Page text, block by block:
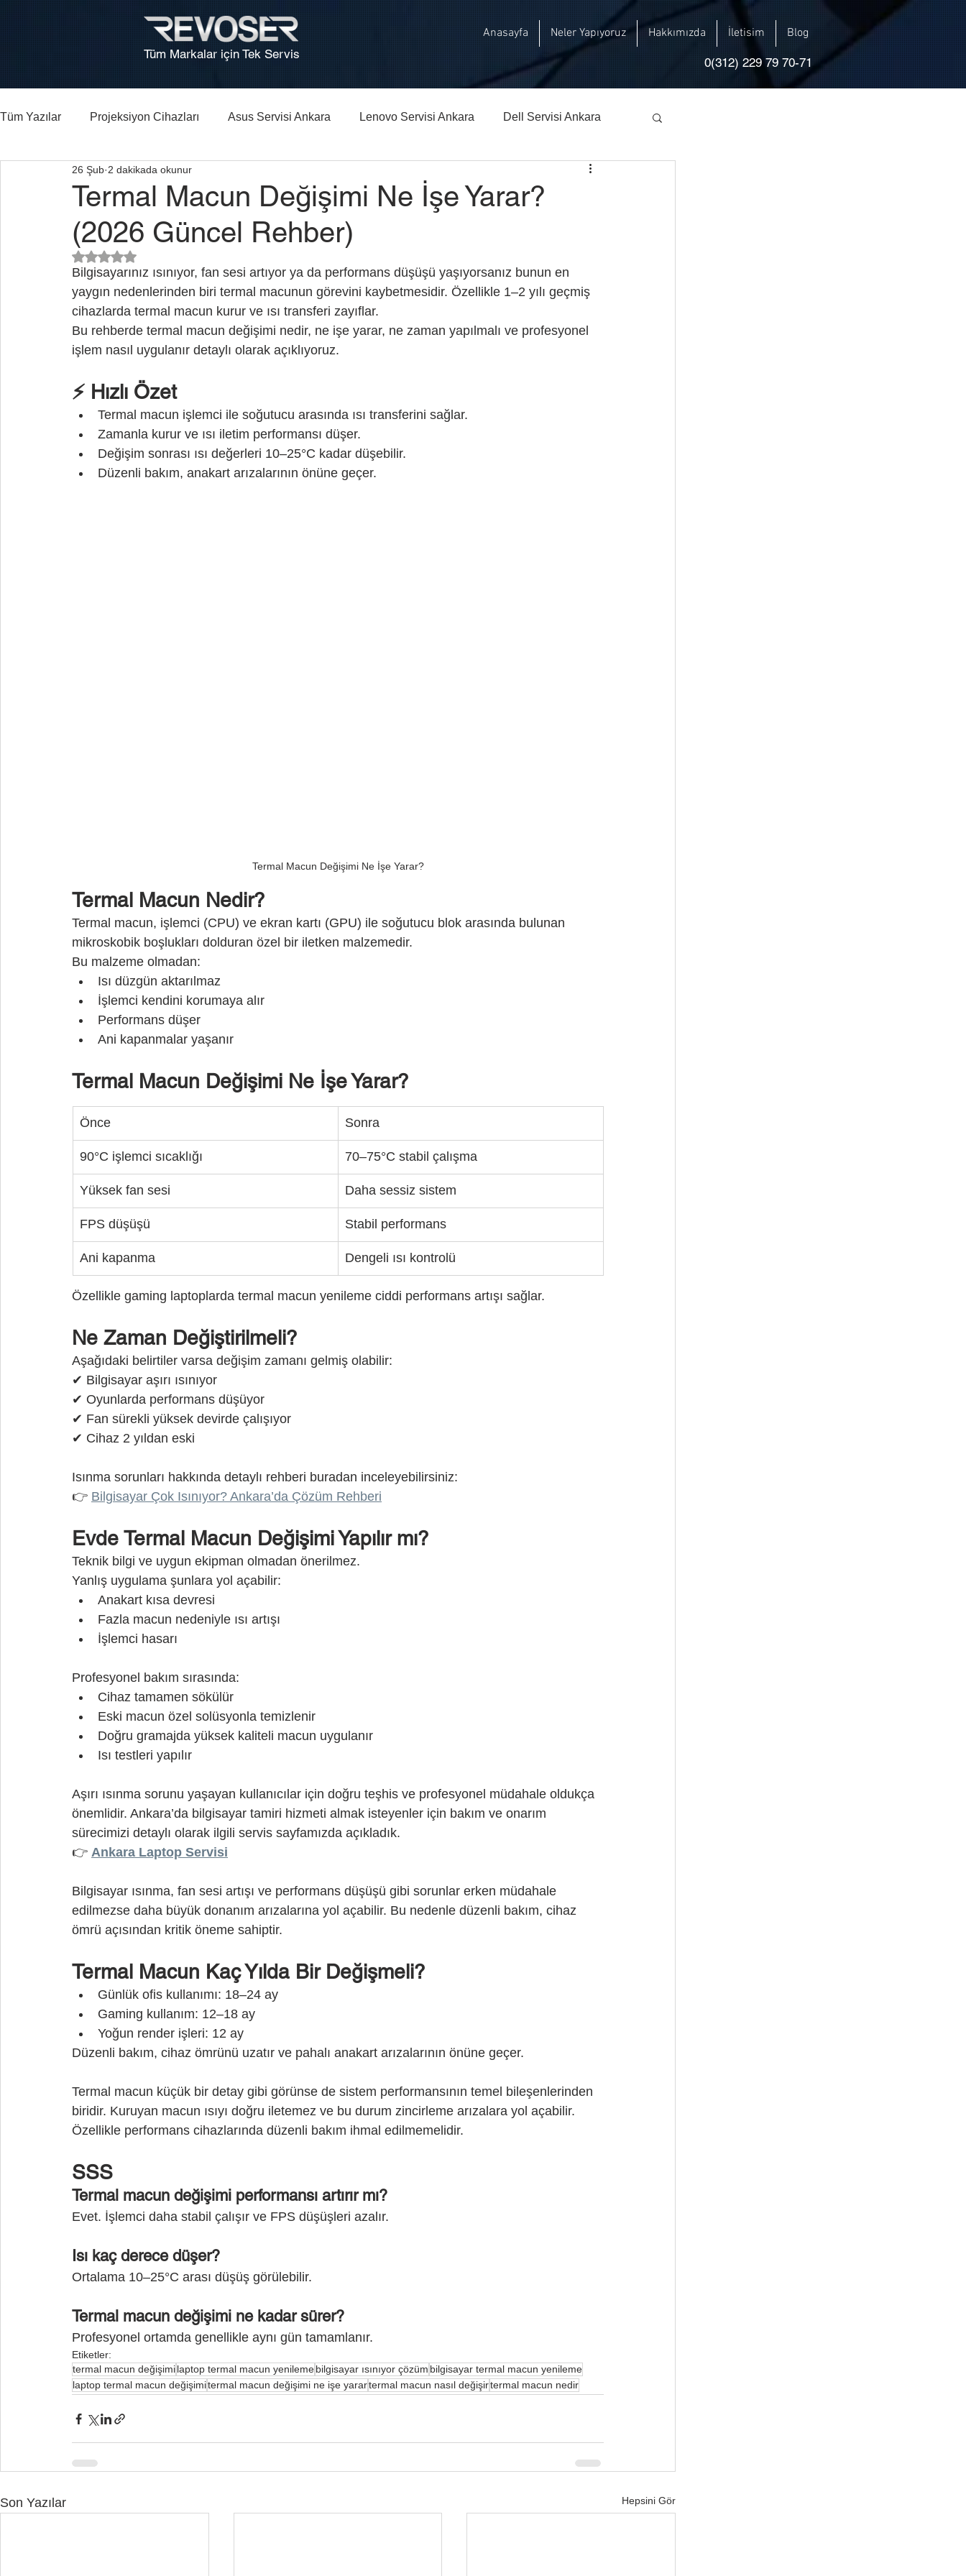
Tüm Markalar için Tek Servis
Anasayfa Neler Yapıyoruz Hakkımızda İletisim Blog
0(312) 229 79 70-71
Tüm Yazılar Projeksiyon Cihazları Asus Servisi Ankara Lenovo Servisi Ankara Dell Servisi Ankara
Bilgisayar, Laptop Tamiri Ankara
Termal Macun Değişimi Ne İşe Yarar?
(2026 Güncel Rehber)
26 Şub 2 dakikada okunur
5 üzerinden NaN yıldız
Bilgisayarınız ısınıyor, fan sesi artıyor ya da performans düşüşü yaşıyorsanız bunun en
yaygın nedenlerinden biri termal macunun görevini kaybetmesidir. Özellikle 1–2 yılı geçmiş
cihazlarda termal macun kurur ve ısı transferi zayıflar.
Bu rehberde termal macun değişimi nedir, ne işe yarar, ne zaman yapılmalı ve profesyonel
işlem nasıl uygulanır detaylı olarak açıklıyoruz.
⚡ Hızlı Özet
Termal macun işlemci ile soğutucu arasında ısı transferini sağlar.
Zamanla kurur ve ısı iletim performansı düşer.
Değişim sonrası ısı değerleri 10–25°C kadar düşebilir.
Düzenli bakım, anakart arızalarının önüne geçer.
Termal Macun Değişimi Ne İşe Yarar?
Termal Macun Nedir?
Termal macun, işlemci (CPU) ve ekran kartı (GPU) ile soğutucu blok arasında bulunan
mikroskobik boşlukları dolduran özel bir iletken malzemedir.
Bu malzeme olmadan:
Isı düzgün aktarılmaz
İşlemci kendini korumaya alır
Performans düşer
Ani kapanmalar yaşanır
Termal Macun Değişimi Ne İşe Yarar?
Önce Sonra
90°C işlemci sıcaklığı 70–75°C stabil çalışma
Yüksek fan sesi Daha sessiz sistem
FPS düşüşü Stabil performans
Ani kapanma Dengeli ısı kontrolü
Özellikle gaming laptoplarda termal macun yenileme ciddi performans artışı sağlar.
Ne Zaman Değiştirilmeli?
Aşağıdaki belirtiler varsa değişim zamanı gelmiş olabilir:
✔ Bilgisayar aşırı ısınıyor
✔ Oyunlarda performans düşüyor
✔ Fan sürekli yüksek devirde çalışıyor
✔ Cihaz 2 yıldan eski
Isınma sorunları hakkında detaylı rehberi buradan inceleyebilirsiniz:
👉 Bilgisayar Çok Isınıyor? Ankara’da Çözüm Rehberi
Evde Termal Macun Değişimi Yapılır mı?
Teknik bilgi ve uygun ekipman olmadan önerilmez.
Yanlış uygulama şunlara yol açabilir:
Anakart kısa devresi
Fazla macun nedeniyle ısı artışı
İşlemci hasarı
Profesyonel bakım sırasında:
Cihaz tamamen sökülür
Eski macun özel solüsyonla temizlenir
Doğru gramajda yüksek kaliteli macun uygulanır
Isı testleri yapılır
Aşırı ısınma sorunu yaşayan kullanıcılar için doğru teşhis ve profesyonel müdahale oldukça
önemlidir. Ankara’da bilgisayar tamiri hizmeti almak isteyenler için bakım ve onarım
sürecimizi detaylı olarak ilgili servis sayfamızda açıkladık.
👉 Ankara Laptop Servisi
Bilgisayar ısınma, fan sesi artışı ve performans düşüşü gibi sorunlar erken müdahale
edilmezse daha büyük donanım arızalarına yol açabilir. Bu nedenle düzenli bakım, cihaz
ömrü açısından kritik öneme sahiptir.
Termal Macun Kaç Yılda Bir Değişmeli?
Günlük ofis kullanımı: 18–24 ay
Gaming kullanım: 12–18 ay
Yoğun render işleri: 12 ay
Düzenli bakım, cihaz ömrünü uzatır ve pahalı anakart arızalarının önüne geçer.
Termal macun küçük bir detay gibi görünse de sistem performansının temel bileşenlerinden
biridir. Kuruyan macun ısıyı doğru iletemez ve bu durum zincirleme arızalara yol açabilir.
Özellikle performans cihazlarında düzenli bakım ihmal edilmemelidir.
SSS
Termal macun değişimi performansı artırır mı?
Evet. İşlemci daha stabil çalışır ve FPS düşüşleri azalır.
Isı kaç derece düşer?
Ortalama 10–25°C arası düşüş görülebilir.
Termal macun değişimi ne kadar sürer?
Profesyonel ortamda genellikle aynı gün tamamlanır.
Etiketler:
termal macun değişimilaptop termal macun yenilemebilgisayar ısınıyor çözüm bilgisayar termal macun yenileme
laptop termal macun değişimitermal macun değişimi ne işe yarartermal macun nasıl değişirtermal macun nedir
Son Yazılar Hepsini Gör